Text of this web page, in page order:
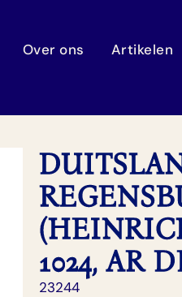
Over ons Artikelen
1024, AR
23244